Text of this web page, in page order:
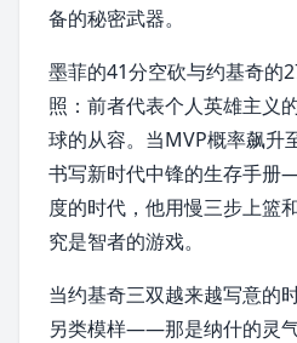
备的秘密武器。
墨菲的41分空砍与约基奇的
照：前者代表个人英雄主义
球的从容。当MVP概率飙升
书写新时代中锋的生存手册
度的时代，他用慢三步上篮
究是智者的游戏。
当约基奇三双越来越写意的
另类模样——那是纳什的灵